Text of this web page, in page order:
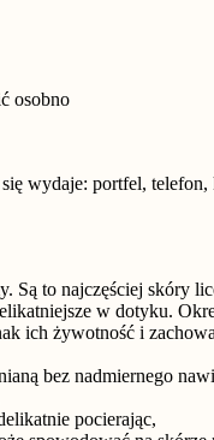
osobno
wydaje: portfel,
to najczęściej skóry
w dotyku.
ich żywotność i
bez nadmiernego
pocierając,